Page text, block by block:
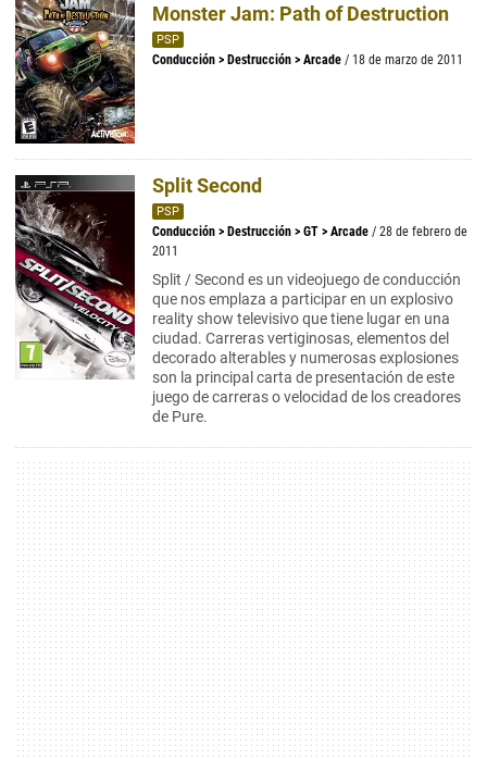
Monster Jam: Path of Destruction
PSP
Conducción > Destrucción > Arcade / 18 de marzo de 2011
Split Second
PSP
Conducción > Destrucción > GT > Arcade / 28 de febrero de
2011
Split / Second es un videojuego de conducción
que nos emplaza a participar en un explosivo
reality show televisivo que tiene lugar en una
ciudad. Carreras vertiginosas, elementos del
decorado alterables y numerosas explosiones
son la principal carta de presentación de este
juego de carreras o velocidad de los creadores
de Pure.